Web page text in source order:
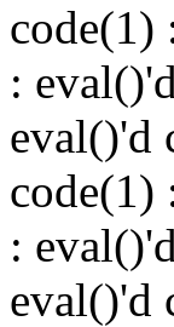
code(1)
:
eval()'d
code(1)
:
eval()'d